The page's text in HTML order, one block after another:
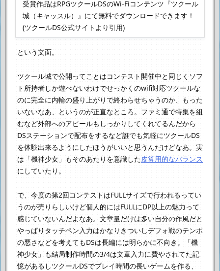
受賞作品はRPGツクールDSのWi-Fiコンテンツ 『ツクール
城（キャッスル）』にて無料でダウンロードできます！
(ツクールDS公式サイトより引用)
という文面。
ツクール城で公開ってことはコンテスト開催中と同じくソフ
ト所持者しか遊べないわけでせっかくのwifi対応ツクールな
のに完全に内輪の盛り上がりで終わらせちゃうのか、
もった
いないなあ、というのが正直なところ。 ファミ通で特集を組
むなど外部へのアピールもしっかりしてくれてるんだから
DSステーションで配布をするなど誰でも気軽にツクールDS
を体験出来るようにしたほうがいいと思うんだけどなあ。 実
は「機神少女」もそのあたりを意識した皮算用的なバランス
にしていたり。
で、今度の第2回コンテストはFULLサイズで行われるってい
うのが売りらしいけど個人的にはFULLにDP以上の魅力って
感じていないんだよなあ。 文章量だけは多い自分の作風だと
やっぱりタッチペン入力はかなりきついしデフォ戦のテンポ
の悪さなどを考えてもDSは長編には明らかに不向き。
「機
神少女」も結局制作時間の3/4は文章入力に費やされてた記
憶があるしツクールDSでプレイ時間の長いゲームを作る、